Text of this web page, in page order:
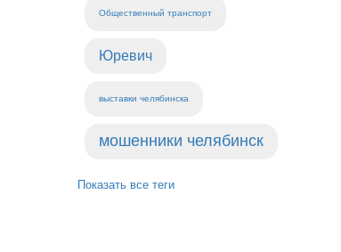
Общественный транспорт
Юревич
выставки челябинска
мошенники челябинск
Показать все теги